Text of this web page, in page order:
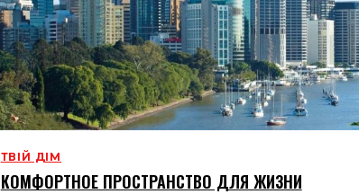
ТВІЙ ДІМ
КОМФОРТНОЕ ПРОСТРАНСТВО ДЛЯ ЖИЗНИ